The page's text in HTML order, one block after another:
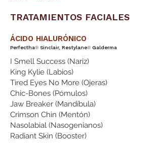
TRATAMIENTOS FACIALES
ÁCIDO HIALURÓNICO
Perfectha® Sinclair, Restylane® Galderma
I Smell Success (Nariz)
King Kylie (Labios)
Tired Eyes No More (Ojeras)
Chic-Bones (Pómulos)
Jaw Breaker (Mandíbula)
Crimson Chin (Mentón)
Nasolabial (Nasogenianos)
Radiant Skin (Booster)